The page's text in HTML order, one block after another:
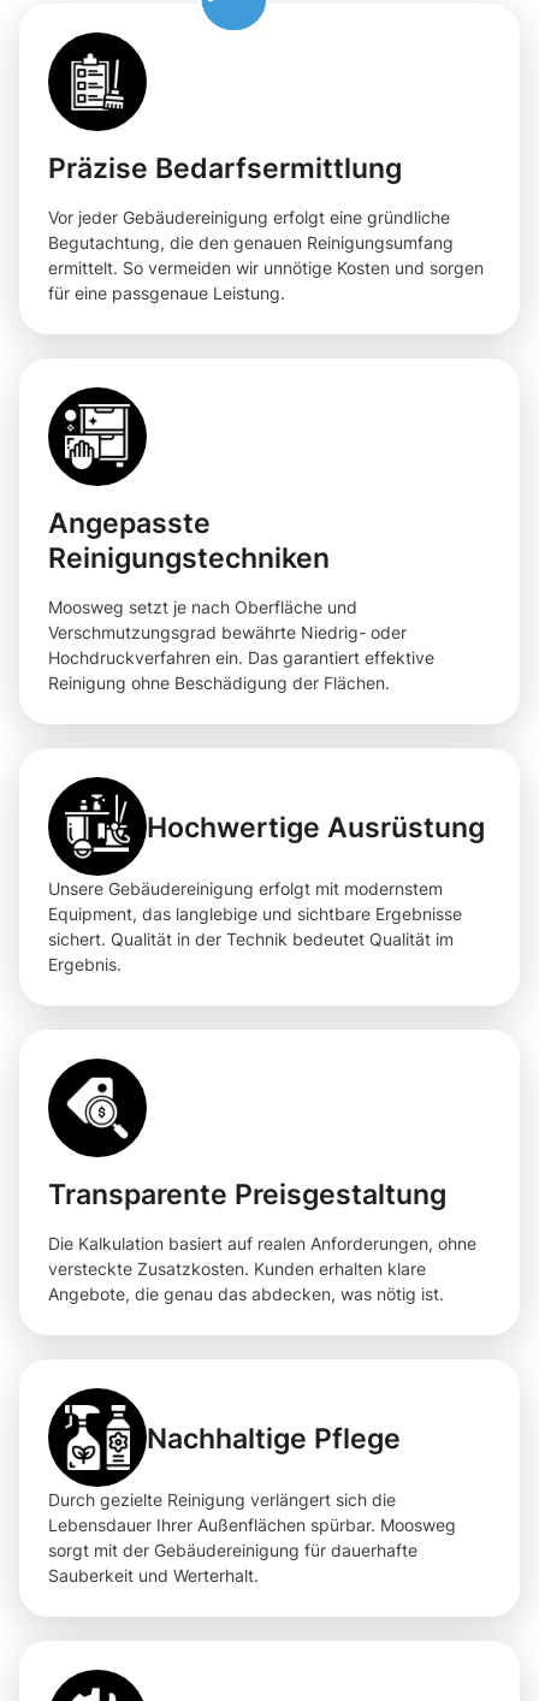
Präzise Bedarfsermittlung
Vor jeder Gebäudereinigung erfolgt eine gründliche
Begutachtung, die den genauen Reinigungsumfang
ermittelt. So vermeiden wir unnötige Kosten und sorgen
für eine passgenaue Leistung.
Angepasste
Reinigungstechniken
Moosweg setzt je nach Oberfläche und
Verschmutzungsgrad bewährte Niedrig- oder
Hochdruckverfahren ein. Das garantiert effektive
Reinigung ohne Beschädigung der Flächen.
Hochwertige Ausrüstung
Unsere Gebäudereinigung erfolgt mit modernstem
Equipment, das langlebige und sichtbare Ergebnisse
sichert. Qualität in der Technik bedeutet Qualität im
Ergebnis.
Transparente Preisgestaltung
Die Kalkulation basiert auf realen Anforderungen, ohne
versteckte Zusatzkosten. Kunden erhalten klare
Angebote, die genau das abdecken, was nötig ist.
Nachhaltige Pflege
Durch gezielte Reinigung verlängert sich die
Lebensdauer Ihrer Außenflächen spürbar. Moosweg
sorgt mit der Gebäudereinigung für dauerhafte
Sauberkeit und Werterhalt.